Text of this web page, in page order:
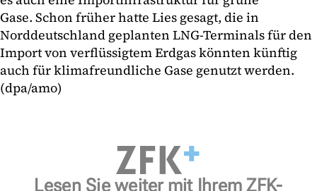
Gase. Schon früher hatte Lies gesagt, die in
Norddeutschland geplanten LNG-Terminals für den
Import von verflüssigtem Erdgas könnten künftig
auch für klimafreundliche Gase genutzt werden.
(dpa/amo)
Lesen Sie weiter mit Ihrem ZFK-